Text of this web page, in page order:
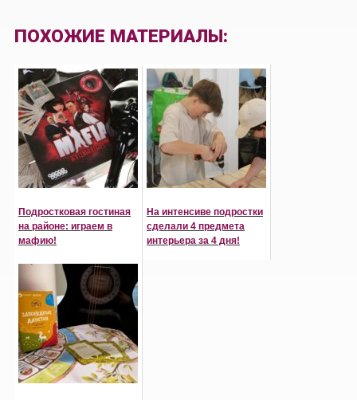
ПОХОЖИЕ МАТЕРИАЛЫ:
Подростковая гостиная
на районе: играем в
мафию!
На интенсиве подростки
сделали 4 предмета
интерьера за 4 дня!